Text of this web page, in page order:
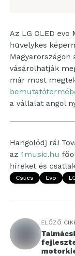
Az LG OLED evo
hüvelykes
vásárolhatják
már most
a vállalat angol
Hangolódj rá!
az 1music.hu
híreket és
Csúcs Evo
ELŐZŐ